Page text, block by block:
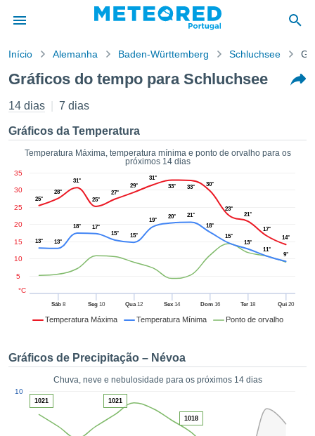
da
foi
por
para
que as
a este
das
e
forma
digital
fornecer-
ACEITAR
Início Alemanha Baden-Württemberg Schluchsee
Gráficos do tempo para Schluchsee
14 dias 7 dias
Gráficos da Temperatura
Temperatura Máxima, temperatura mínima e ponto de orvalho para os
próximos 14 dias
Temperatura Máxima Temperatura Mínima Ponto de orvalho
Sáb8 Seg10 Qua12 Sex 14 Dom16 Ter 18 Qui 20
5
10
15
20
25
30
35
°C
25°
28°
31°
25°
27°
29°
31°
33°
33° 30°
23°
21°
17°
14°
13° 13°
18°
17°
15°
15°
19°
20°
21°
18°
15°
13°
11°
9°
Gráficos de Precipitação – Névoa
Chuva, neve e nebulosidade para os próximos 14 dias
10
1021 1021
1018